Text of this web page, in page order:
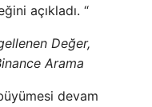
açıkladı. “
Değer,
Arama
devam